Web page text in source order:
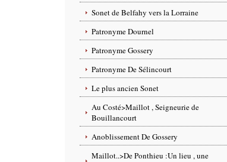
Sonet de Belfahy vers la Lorraine
Patronyme Dournel
Patronyme Gossery
Patronyme De Sélincourt
Le plus ancien Sonet
Au Costé>Maillot , Seigneurie de
Bouillancourt
Anoblissement De Gossery
Maillot..>De Ponthieu :Un lieu , une